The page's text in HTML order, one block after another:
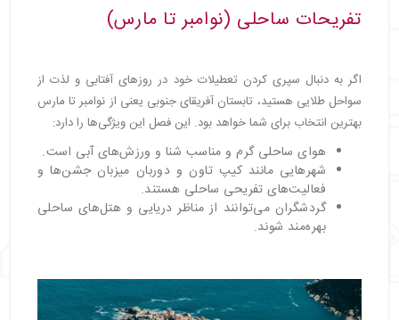
تفریحات ساحلی (نوامبر تا مارس)
اگر به دنبال سپری کردن تعطیلات خود در روزهای آفتابی و لذت از
سواحل طلایی هستید، تابستان آفریقای جنوبی یعنی از نوامبر تا مارس
بهترین انتخاب برای شما خواهد بود. این فصل این ویژگی‌ها را دارد:
هوای ساحلی گرم و مناسب شنا و ورزش‌های آبی است.
شهرهایی مانند کیپ تاون و دوربان میزبان جشن‌ها و
فعالیت‌های تفریحی ساحلی هستند.
گردشگران می‌توانند از مناظر دریایی و هتل‌های ساحلی
بهره‌مند شوند.